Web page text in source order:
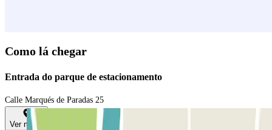
Como lá chegar
Entrada do parque de estacionamento
Calle Marqués de Paradas 25
Ver mapa